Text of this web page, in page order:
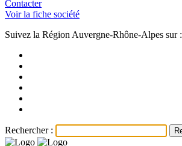
Contacter
Voir la fiche société
Suivez la Région Auvergne-Rhône-Alpes sur :
Rechercher :